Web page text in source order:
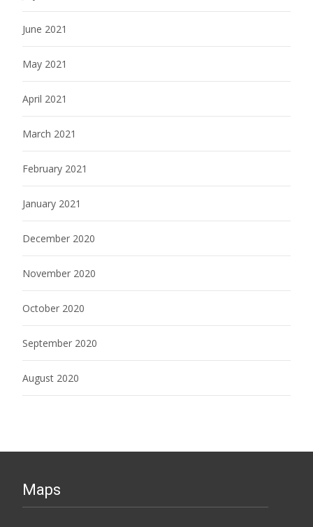
June 2021
May 2021
April 2021
March 2021
February 2021
January 2021
December 2020
November 2020
October 2020
September 2020
August 2020
Maps